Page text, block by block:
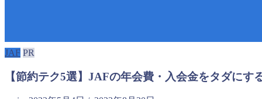
JAF PR
【節約テク5選】JAFの年会費・入会金をタダにす